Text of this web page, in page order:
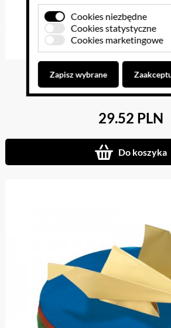
Folia aluminiowa koła 15
29.52 PLN
Do koszyka
Cookies niezbędne
Cookies statystyczne
Cookies marketingowe
Zapisz wybrane